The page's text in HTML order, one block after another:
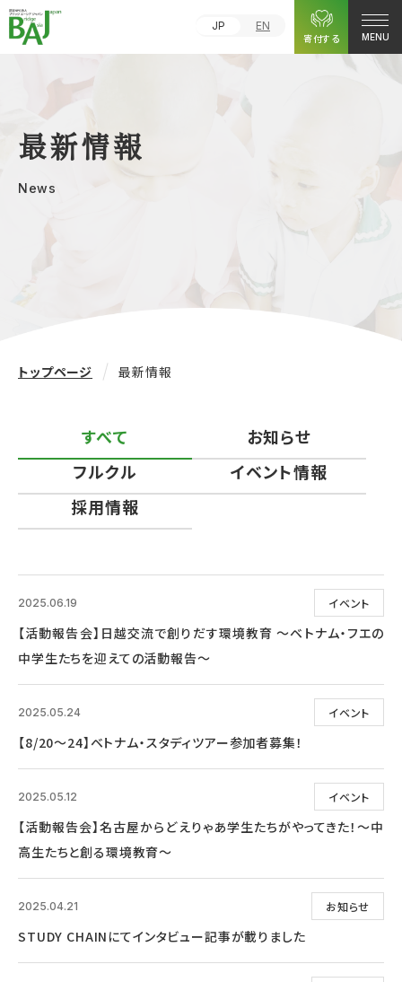
JP
EN
寄付する
MENU
最新情報
News
トップページ 最新情報
すべて
お知らせ
フルクル
イベント情報
採用情報
イベント
2025.06.19
【活動報告会】日越交流で創りだす環境教育 ～ベトナム・フエの
中学生たちを迎えての活動報告～
イベント
2025.05.24
【8/20～24】ベトナム・スタディツアー参加者募集！
イベント
2025.05.12
【活動報告会】名古屋からどえりゃあ学生たちがやってきた！～中
高生たちと創る環境教育～
お知らせ
2025.04.21
STUDY CHAINにてインタビュー記事が載りました